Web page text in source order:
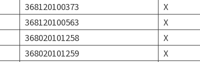
368120100373
X
368120100563
X
368020101258
X
368020101259
X